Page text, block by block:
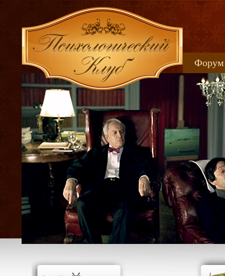
Форум